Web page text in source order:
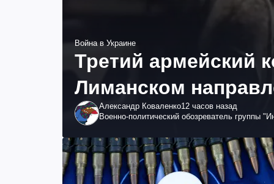
Война в Украине
Третий армейский
Лиманском
Александр Коваленко12 часов назад
Военно-политический обозреватель группы